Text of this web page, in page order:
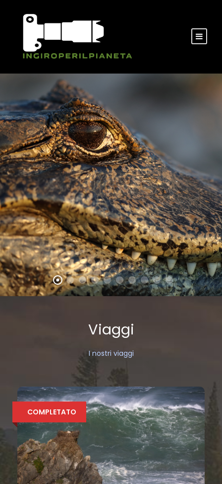
Viaggi
I nostri viaggi
COMPLETATO